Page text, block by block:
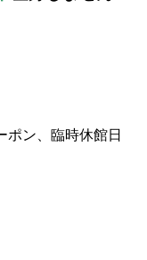
ポン、臨時休館日